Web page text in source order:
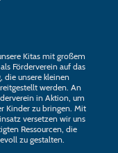
Kitas mit großem
Förderverein auf das
die unsere kleinen
werden. An
in Aktion, um
Kinder zu bringen. Mit
versetzen wir uns
Ressourcen, die
zu gestalten.